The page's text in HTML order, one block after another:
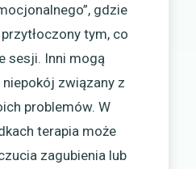
gdzie
tym, co
sesji. Inni mogą
związany z
problemów. W
terapia może
zagubienia lub